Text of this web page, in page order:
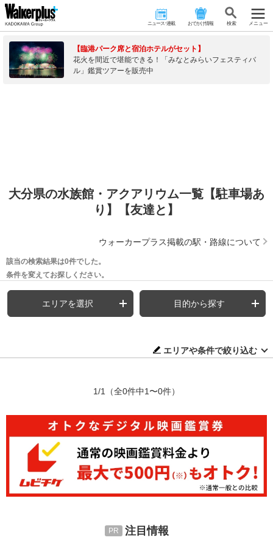
ニュース･連載 おでかけ情報 検 索 メニュー
【臨港パーク席と宿泊ホテルがセット】
花火を間近で堪能できる！「みなとみらいフェスティバ
ル」鑑賞ツアーを販売中
大分県の水族館・アクアリウム一覧【駐車場あ
り】【友達と】
ウォーカープラス掲載の駅・路線について
該当の検索結果は0件でした。
条件を変えてお探しください。
エリアを選択 目的から探す
エリアや条件で絞り込む
1/1 （全0件中1〜0件）
注目情報